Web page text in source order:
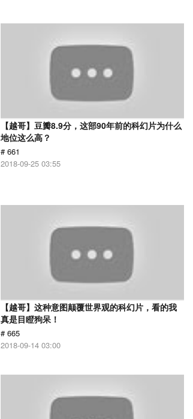
【越哥】豆瓣8.9分，这部90年前的科幻片为什么
地位这么高？
# 661
2018-09-25 03:55
【越哥】这种意图颠覆世界观的科幻片，看的我
真是目瞪狗呆！
# 665
2018-09-14 03:00